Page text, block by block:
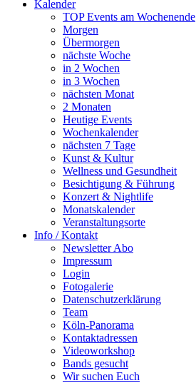
Kalender
TOP Events am Wochenende
Morgen
Übermorgen
nächste Woche
in 2 Wochen
in 3 Wochen
nächsten Monat
2 Monaten
Heutige Events
Wochenkalender
nächsten 7 Tage
Kunst & Kultur
Wellness und Gesundheit
Besichtigung & Führung
Konzert & Nightlife
Monatskalender
Veranstaltungsorte
Info / Kontakt
Newsletter Abo
Impressum
Login
Fotogalerie
Datenschutzerklärung
Team
Köln-Panorama
Kontaktadressen
Videoworkshop
Bands gesucht
Wir suchen Euch